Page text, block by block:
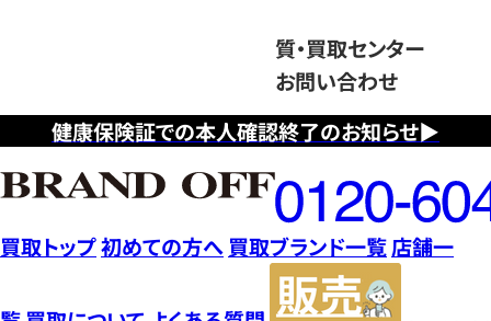
健康保険証での本人確認終了のお知らせ▶
質・買取センター
お問い合わせ
フ
リ
ー
ダ
イ
ヤ
買取トップ初めての方へ 買取ブランド一覧店舗一